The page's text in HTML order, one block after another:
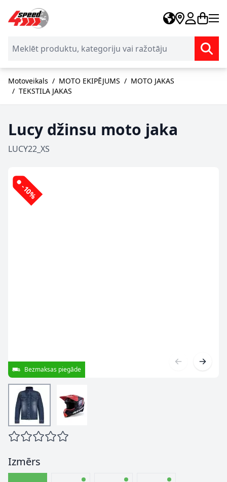
Skip to Content
Motoveikals / MOTO EKIPĒJUMS / MOTO JAKAS
/ TEKSTILA JAKAS
Lucy džinsu moto jaka
LUCY22_XS
-10%
Bezmaksas piegāde
Izmērs